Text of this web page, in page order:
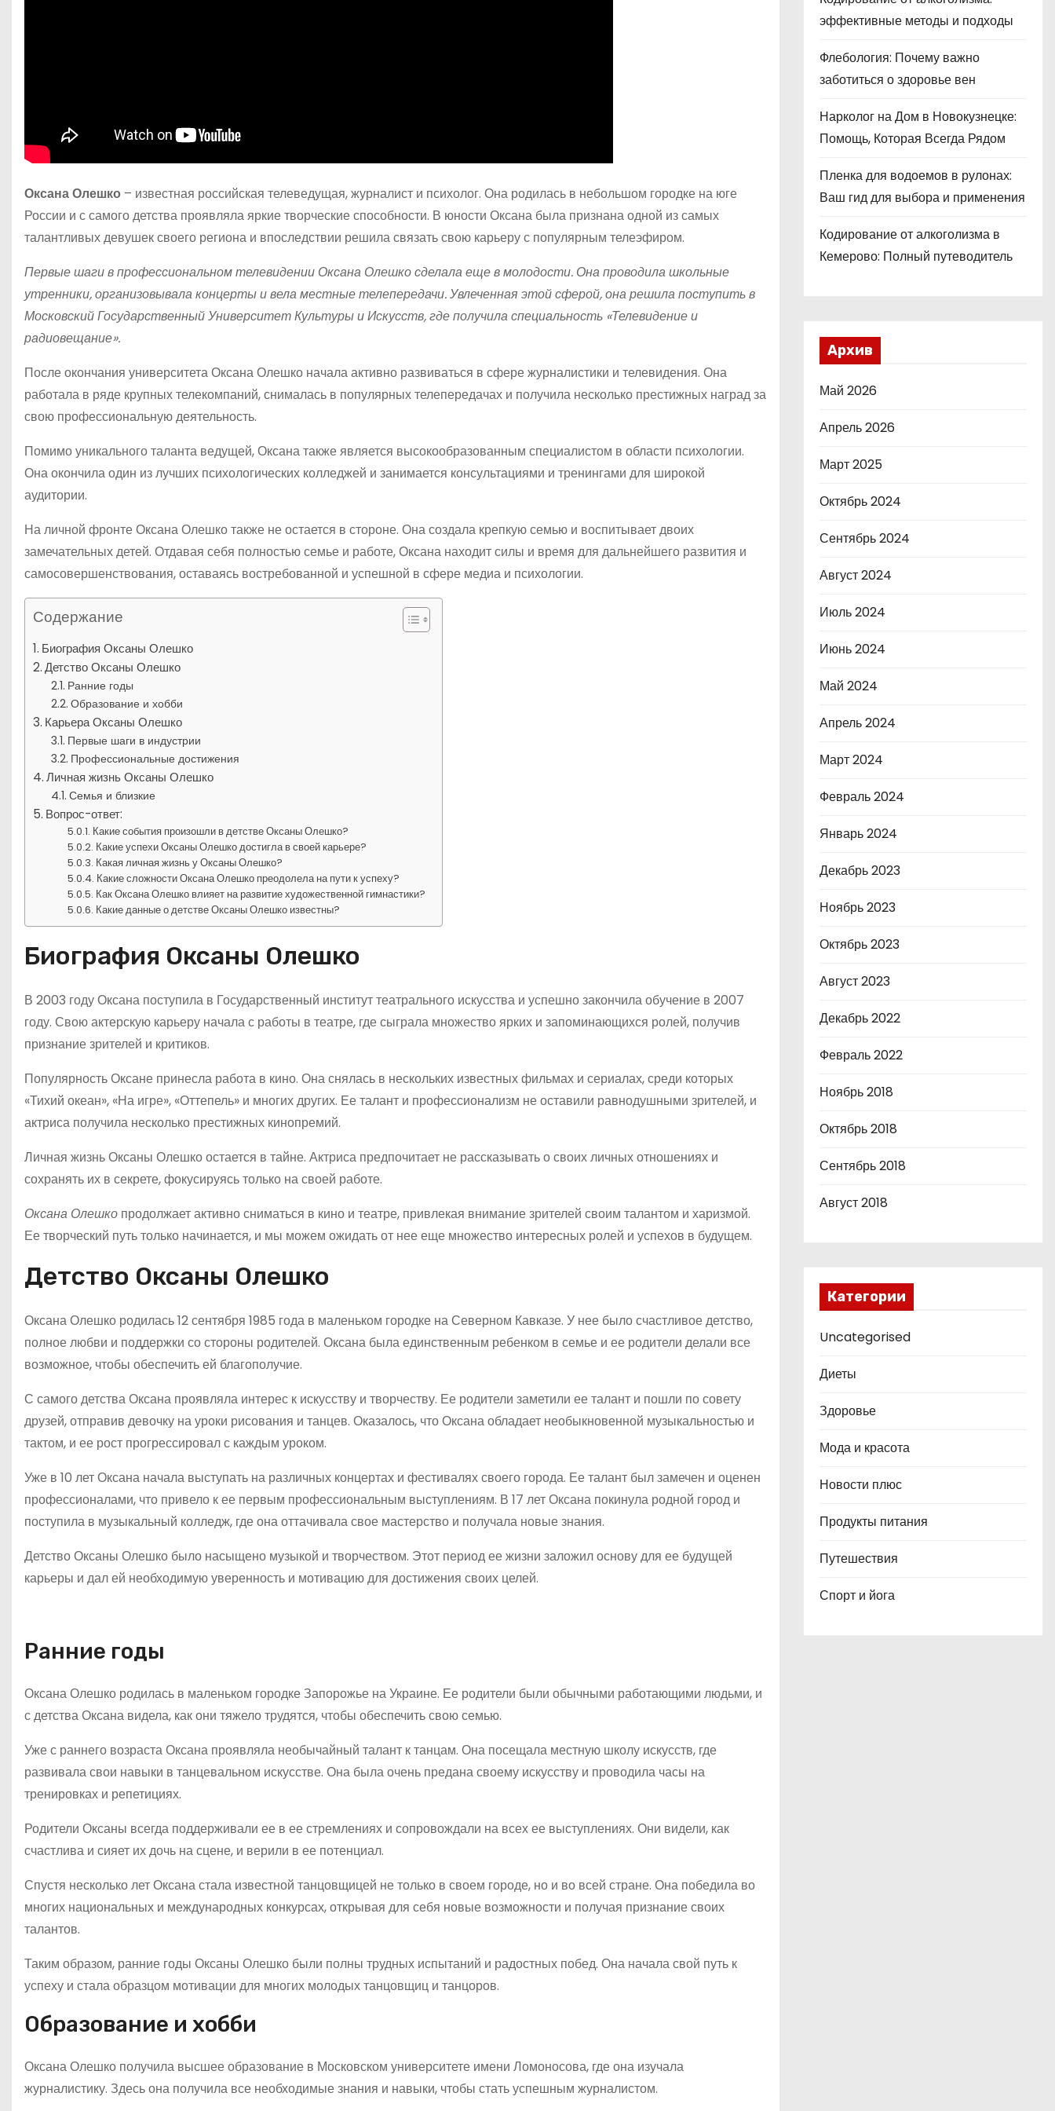
Оксана Олешко – известная российская телеведущая, журналист и психолог. Она родилась в небольшом городке на юге
России и с самого детства проявляла яркие творческие способности. В юности Оксана была признана одной из самых
талантливых девушек своего региона и впоследствии решила связать свою карьеру с популярным телеэфиром.
Первые шаги в профессиональном телевидении Оксана Олешко сделала еще в молодости. Она проводила школьные
утренники, организовывала концерты и вела местные телепередачи. Увлеченная этой сферой, она решила поступить в
Московский Государственный Университет Культуры и Искусств, где получила специальность «Телевидение и
радиовещание».
После окончания университета Оксана Олешко начала активно развиваться в сфере журналистики и телевидения. Она
работала в ряде крупных телекомпаний, снималась в популярных телепередачах и получила несколько престижных наград за
свою профессиональную деятельность.
Помимо уникального таланта ведущей, Оксана также является высокообразованным специалистом в области психологии.
Она окончила один из лучших психологических колледжей и занимается консультациями и тренингами для широкой
аудитории.
На личной фронте Оксана Олешко также не остается в стороне. Она создала крепкую семью и воспитывает двоих
замечательных детей. Отдавая себя полностью семье и работе, Оксана находит силы и время для дальнейшего развития и
самосовершенствования, оставаясь востребованной и успешной в сфере медиа и психологии.
Содержание
Биография Оксаны Олешко
Детство Оксаны Олешко
Ранние годы
Образование и хобби
Карьера Оксаны Олешко
Первые шаги в индустрии
Профессиональные достижения
Личная жизнь Оксаны Олешко
Семья и близкие
Вопрос-ответ:
Какие события произошли в детстве Оксаны Олешко?
Какие успехи Оксаны Олешко достигла в своей карьере?
Какая личная жизнь у Оксаны Олешко?
Какие сложности Оксана Олешко преодолела на пути к успеху?
Как Оксана Олешко влияет на развитие художественной гимнастики?
Какие данные о детстве Оксаны Олешко известны?
Биография Оксаны Олешко
В 2003 году Оксана поступила в Государственный институт театрального искусства и успешно закончила обучение в 2007
году. Свою актерскую карьеру начала с работы в театре, где сыграла множество ярких и запоминающихся ролей, получив
признание зрителей и критиков.
Популярность Оксане принесла работа в кино. Она снялась в нескольких известных фильмах и сериалах, среди которых
«Тихий океан», «На игре», «Оттепель» и многих других. Ее талант и профессионализм не оставили равнодушными зрителей, и
актриса получила несколько престижных кинопремий.
Личная жизнь Оксаны Олешко остается в тайне. Актриса предпочитает не рассказывать о своих личных отношениях и
сохранять их в секрете, фокусируясь только на своей работе.
Оксана Олешко продолжает активно сниматься в кино и театре, привлекая внимание зрителей своим талантом и харизмой.
Ее творческий путь только начинается, и мы можем ожидать от нее еще множество интересных ролей и успехов в будущем.
Детство Оксаны Олешко
Оксана Олешко родилась 12 сентября 1985 года в маленьком городке на Северном Кавказе. У нее было счастливое детство,
полное любви и поддержки со стороны родителей. Оксана была единственным ребенком в семье и ее родители делали все
возможное, чтобы обеспечить ей благополучие.
С самого детства Оксана проявляла интерес к искусству и творчеству. Ее родители заметили ее талант и пошли по совету
друзей, отправив девочку на уроки рисования и танцев. Оказалось, что Оксана обладает необыкновенной музыкальностью и
тактом, и ее рост прогрессировал с каждым уроком.
Уже в 10 лет Оксана начала выступать на различных концертах и фестивалях своего города. Ее талант был замечен и оценен
профессионалами, что привело к ее первым профессиональным выступлениям. В 17 лет Оксана покинула родной город и
поступила в музыкальный колледж, где она оттачивала свое мастерство и получала новые знания.
Детство Оксаны Олешко было насыщено музыкой и творчеством. Этот период ее жизни заложил основу для ее будущей
карьеры и дал ей необходимую уверенность и мотивацию для достижения своих целей.
Ранние годы
Оксана Олешко родилась в маленьком городке Запорожье на Украине. Ее родители были обычными работающими людьми, и
с детства Оксана видела, как они тяжело трудятся, чтобы обеспечить свою семью.
Уже с раннего возраста Оксана проявляла необычайный талант к танцам. Она посещала местную школу искусств, где
развивала свои навыки в танцевальном искусстве. Она была очень предана своему искусству и проводила часы на
тренировках и репетициях.
Родители Оксаны всегда поддерживали ее в ее стремлениях и сопровождали на всех ее выступлениях. Они видели, как
счастлива и сияет их дочь на сцене, и верили в ее потенциал.
Спустя несколько лет Оксана стала известной танцовщицей не только в своем городе, но и во всей стране. Она победила во
многих национальных и международных конкурсах, открывая для себя новые возможности и получая признание своих
талантов.
Таким образом, ранние годы Оксаны Олешко были полны трудных испытаний и радостных побед. Она начала свой путь к
успеху и стала образцом мотивации для многих молодых танцовщиц и танцоров.
Образование и хобби
Оксана Олешко получила высшее образование в Московском университете имени Ломоносова, где она изучала
журналистику. Здесь она получила все необходимые знания и навыки, чтобы стать успешным журналистом.
эффективные методы и подходы
Флебология: Почему важно
заботиться о здоровье вен
Нарколог на Дом в Новокузнецке:
Помощь, Которая Всегда Рядом
Пленка для водоемов в рулонах:
Ваш гид для выбора и применения
Кодирование от алкоголизма в
Кемерово: Полный путеводитель
Архив
Май 2026
Апрель 2026
Март 2025
Октябрь 2024
Сентябрь 2024
Август 2024
Июль 2024
Июнь 2024
Май 2024
Апрель 2024
Март 2024
Февраль 2024
Январь 2024
Декабрь 2023
Ноябрь 2023
Октябрь 2023
Август 2023
Декабрь 2022
Февраль 2022
Ноябрь 2018
Октябрь 2018
Сентябрь 2018
Август 2018
Категории
Uncategorised
Диеты
Здоровье
Мода и красота
Новости плюс
Продукты питания
Путешествия
Спорт и йога